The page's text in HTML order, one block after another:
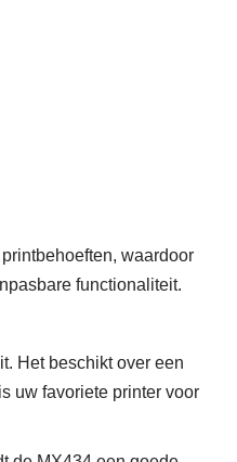
waardoor
functionaliteit.
Het beschikt over een
uw favoriete printer voor